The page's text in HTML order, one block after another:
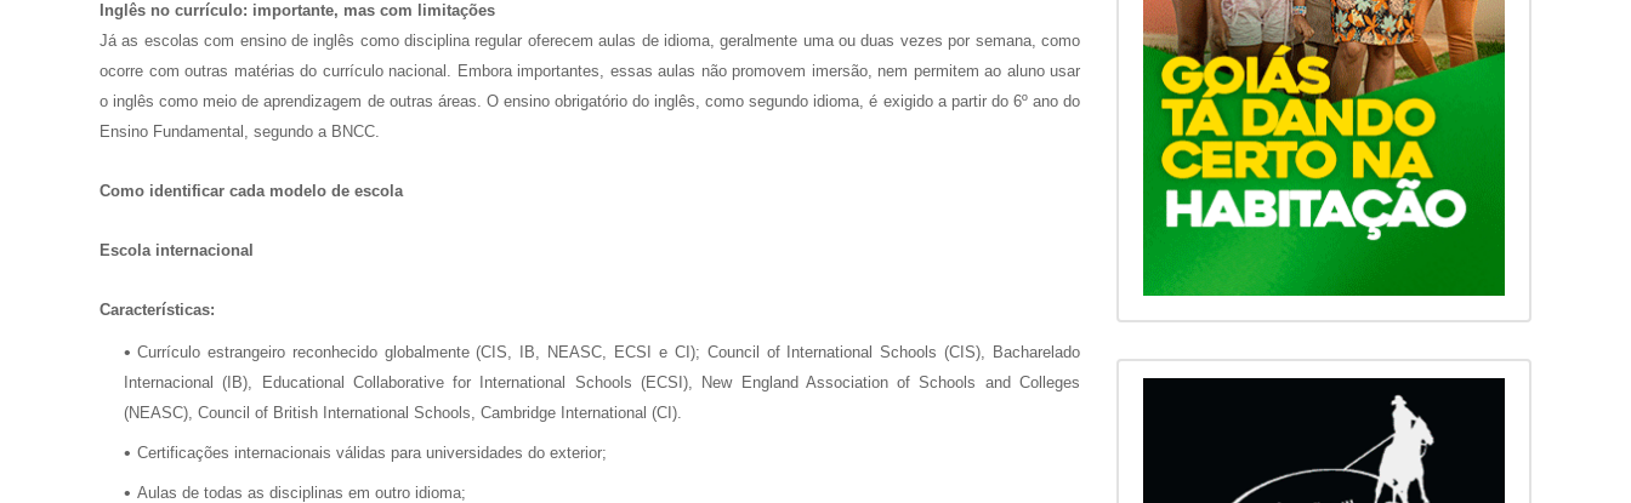
Inglês no currículo: importante, mas com limitações
Já as escolas com ensino de inglês como disciplina regular oferecem aulas de idioma, geralmente uma ou duas vezes por semana, como
ocorre com outras matérias do currículo nacional. Embora importantes, essas aulas não promovem imersão, nem permitem ao aluno usar
o inglês como meio de aprendizagem de outras áreas. O ensino obrigatório do inglês, como segundo idioma, é exigido a partir do 6º ano do
Ensino Fundamental, segundo a BNCC.
Como identificar cada modelo de escola
Escola internacional
Características:
Currículo estrangeiro reconhecido globalmente (CIS, IB, NEASC, ECSI e CI); Council of International Schools (CIS), Bacharelado
Internacional (IB), Educational Collaborative for International Schools (ECSI), New England Association of Schools and Colleges
(NEASC), Council of British International Schools, Cambridge International (CI).
Certificações internacionais válidas para universidades do exterior;
Aulas de todas as disciplinas em outro idioma;